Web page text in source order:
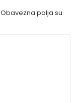
Obavezna polja su